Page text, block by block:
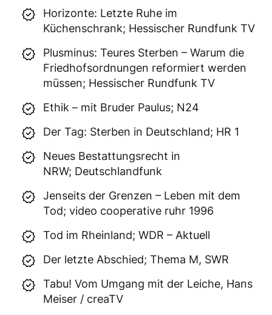
Horizonte: Letzte Ruhe im
Küchenschrank; Hessischer Rundfunk TV
Plusminus: Teures Sterben – Warum die
Friedhofsordnungen reformiert werden
müssen; Hessischer Rundfunk TV
Ethik – mit Bruder Paulus; N24
Der Tag: Sterben in Deutschland; HR 1
Neues Bestattungsrecht in
NRW; Deutschlandfunk
Jenseits der Grenzen – Leben mit dem
Tod; video cooperative ruhr 1996
Tod im Rheinland; WDR – Aktuell
Der letzte Abschied; Thema M, SWR
Tabu! Vom Umgang mit der Leiche, Hans
Meiser / creaTV